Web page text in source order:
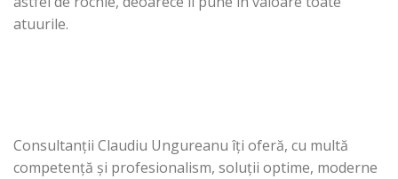
atuurile.
Consultanții Claudiu Ungureanu îți oferă, cu multă
competență și profesionalism, soluții optime, moderne